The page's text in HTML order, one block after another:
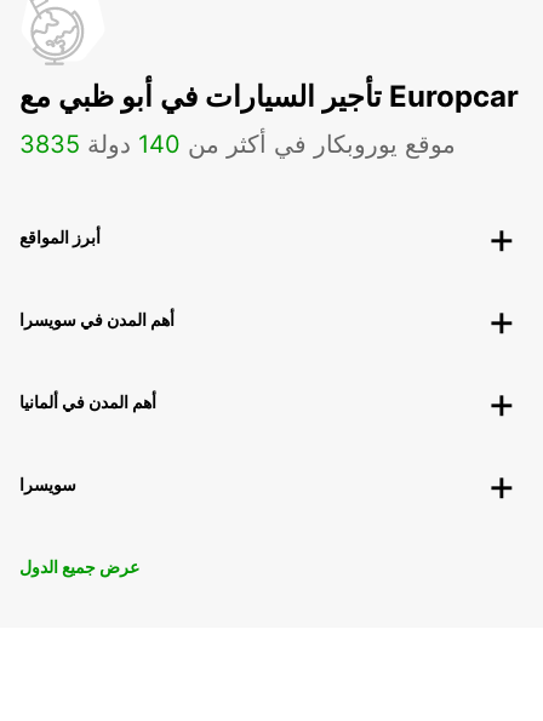
تأجير السيارات في أبو ظبي مع Europcar
3835 موقع يوروبكار في أكثر من 140 دولة
أبرز المواقع
أهم المدن في سويسرا
أهم المدن في ألمانيا
سويسرا
عرض جميع الدول